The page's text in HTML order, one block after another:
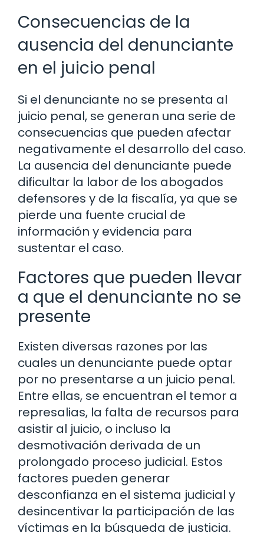
Consecuencias de la
ausencia del denunciante
en el juicio penal
Si el denunciante no se presenta al
juicio penal, se generan una serie de
consecuencias que pueden afectar
negativamente el desarrollo del caso.
La ausencia del denunciante puede
dificultar la labor de los abogados
defensores y de la fiscalía, ya que se
pierde una fuente crucial de
información y evidencia para
sustentar el caso.
Factores que pueden llevar
a que el denunciante no se
presente
Existen diversas razones por las
cuales un denunciante puede optar
por no presentarse a un juicio penal.
Entre ellas, se encuentran el temor a
represalias, la falta de recursos para
asistir al juicio, o incluso la
desmotivación derivada de un
prolongado proceso judicial. Estos
factores pueden generar
desconfianza en el sistema judicial y
desincentivar la participación de las
víctimas en la búsqueda de justicia.